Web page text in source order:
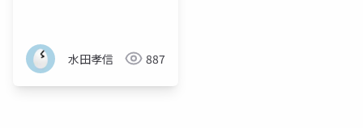
水田孝信 887